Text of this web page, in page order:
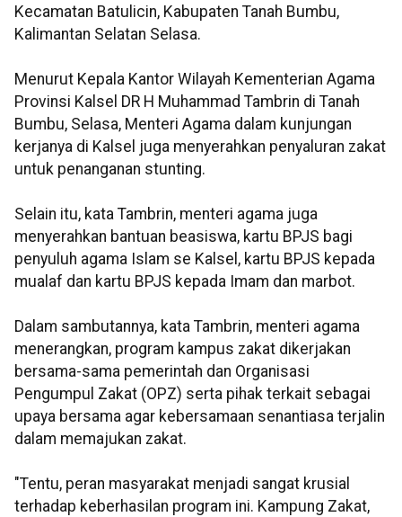
Kecamatan Batulicin, Kabupaten Tanah Bumbu,
Kalimantan Selatan Selasa.
Menurut Kepala Kantor Wilayah Kementerian Agama
Provinsi Kalsel DR H Muhammad Tambrin di Tanah
Bumbu, Selasa, Menteri Agama dalam kunjungan
kerjanya di Kalsel juga menyerahkan penyaluran zakat
untuk penanganan stunting.
Selain itu, kata Tambrin, menteri agama juga
menyerahkan bantuan beasiswa, kartu BPJS bagi
penyuluh agama Islam se Kalsel, kartu BPJS kepada
mualaf dan kartu BPJS kepada Imam dan marbot.
Dalam sambutannya, kata Tambrin, menteri agama
menerangkan, program kampus zakat dikerjakan
bersama-sama pemerintah dan Organisasi
Pengumpul Zakat (OPZ) serta pihak terkait sebagai
upaya bersama agar kebersamaan senantiasa terjalin
dalam memajukan zakat.
"Tentu, peran masyarakat menjadi sangat krusial
terhadap keberhasilan program ini. Kampung Zakat,